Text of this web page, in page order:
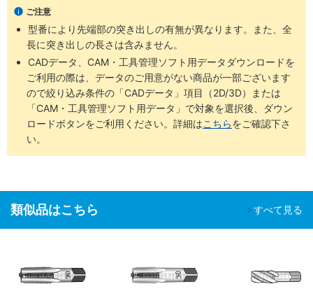
ご注意
型番により先端部の突き出しの有無が異なります。また、全
長に突き出しの長さは含みません。
CADデータ、CAM・工具管理ソフト用データダウンロードを
ご利用の際は、データのご用意がない商品が一部ございます
ので絞り込み条件の「CADデータ」項目（2D/3D）または
「CAM・工具管理ソフト用データ」で対象を選択後、ダウン
ロードボタンをご利用ください。詳細はこちらをご確認下さ
い。
類似品はこちら すべて見る